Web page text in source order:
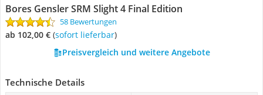
Bores Gensler SRM Slight 4 Final Edition
58 Bewertungen
ab 102,00 € ( Sofort lieferbar)
Preisvergleich und weitere Angebote
Technische Details